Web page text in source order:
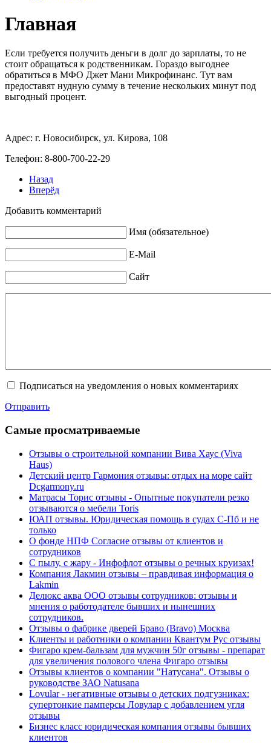
Главная
Если требуется получить деньги в долг до зарплаты, то не
стоит обращаться к родственникам. Гораздо выгоднее
обратиться в МФО Джет Мани Микрофинанс. Тут вам
предоставят нудную сумму в течение нескольких минут под
выгодный процент.
Адрес: г. Новосибирск, ул. Кирова, 108
Телефон: 8-800-700-22-29
Назад
Вперёд
Добавить комментарий
Имя (обязательное)
E-Mail
Сайт
Подписаться на уведомления о новых комментариях
Отправить
Cамые просматриваемые
Отзывы о строительной компании Вива Хаус (Viva
Haus)
Детский центр Гармония отзывы: отдых на море сайт
Dcgarmony.ru
Матрасы Торис отзывы - Опытные покупатели резко
отзываются о мебели Toris
ЮАП отзывы. Юридическая помощь в судах С-Пб и не
только
О фонде НПФ Согласие отзывы от клиентов и
сотрудников
С пылу, с жару - Инфофлот отзывы о речных круизах!
Компания Лакмин отзывы – правдивая информация о
Lakmin
Делюкс аква ООО отзывы сотрудников: отзывы и
мнения о работодателе бывших и нынешних
сотрудников.
Отзывы о фабрике дверей Браво (Bravo) Москва
Клиенты и работники о компании Квантум Рус отзывы
Фигаро крем-бальзам для мужчин 50г отзывы - препарат
для увеличения полового члена Фигаро отзывы
Отзывы клиентов о компании "Натусана". Отзывы о
руководстве ЗАО Natusana
Lovular - негативные отзывы о детских подгузниках:
супертонкие памперсы Ловулар с добавлением угля
отзывы
Бизнес класс юридическая компания отзывы бывших
клиентов